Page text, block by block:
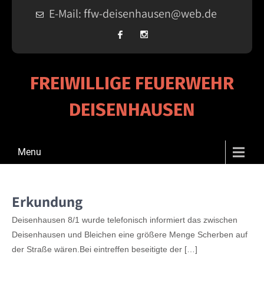
E-Mail: ffw-deisenhausen@web.de
FREIWILLIGE FEUERWEHR
DEISENHAUSEN
Menu
Erkundung
Deisenhausen 8/1 wurde telefonisch informiert das zwischen
Deisenhausen und Bleichen eine größere Menge Scherben auf
der Straße wären.Bei eintreffen beseitigte der […]